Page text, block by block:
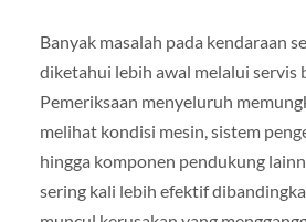
Banyak masalah pada kendaraan
diketahui lebih awal melalui servis
Pemeriksaan menyeluruh
melihat kondisi mesin, sistem
hingga komponen pendukung
sering kali lebih efektif